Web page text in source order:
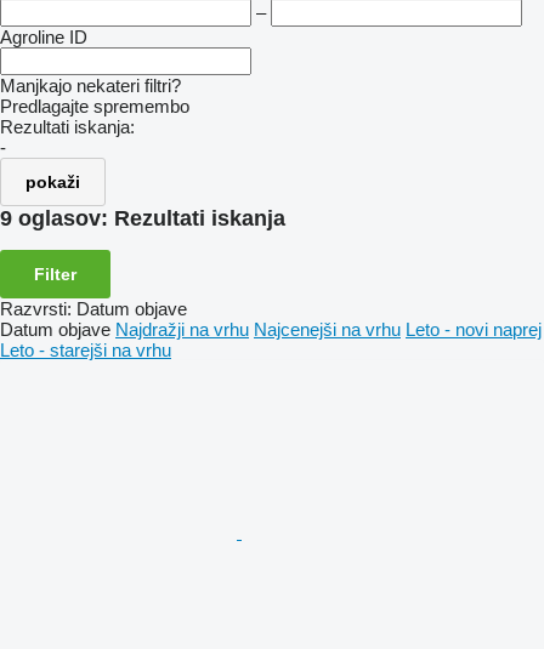
–
Agroline ID
Manjkajo nekateri filtri?
Predlagajte spremembo
Rezultati iskanja:
-
pokaži
9 oglasov: Rezultati iskanja
Filter
Razvrsti: Datum objave
Datum objave Najdražji na vrhu Najcenejši na vrhu Leto - novi naprej
Leto - starejši na vrhu